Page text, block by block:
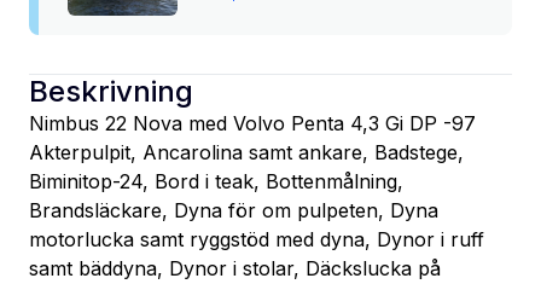
Beskrivning
Nimbus 22 Nova med Volvo Penta 4,3 Gi DP -97
Akterpulpit, Ancarolina samt ankare, Badstege,
Biminitop-24, Bord i teak, Bottenmålning,
Brandsläckare, Dyna för om pulpeten, Dyna
motorlucka samt ryggstöd med dyna, Dynor i ruff
samt bäddyna, Dynor i stolar, Däckslucka på